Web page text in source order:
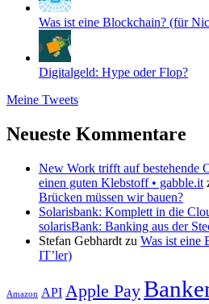
Was ist eine Blockchain? (für
Digitalgeld: Hype oder Flop?
Meine Tweets
Neueste Kommentare
New Work trifft auf bestehende
einen guten Klebstoff • gabble.it
Brücken müssen wir bauen?
Solarisbank: Komplett in die
solarisBank: Banking aus der
Stefan Gebhardt zu Was ist eine
IT’ler)
Amazon API Apple Pay